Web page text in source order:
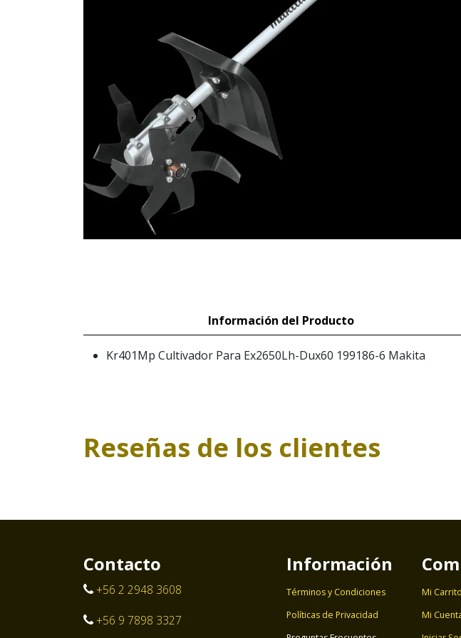
Información del Producto
Kr401Mp Cultivador Para Ex2650Lh-Dux60 199186-6 Makita
Reseñas de los clientes
Contacto
+56 2 2948 3608
+56 9 7898 3327
Información
Términos y Condiciones
Políticas de Privacidad
Mi Carrito
Mi